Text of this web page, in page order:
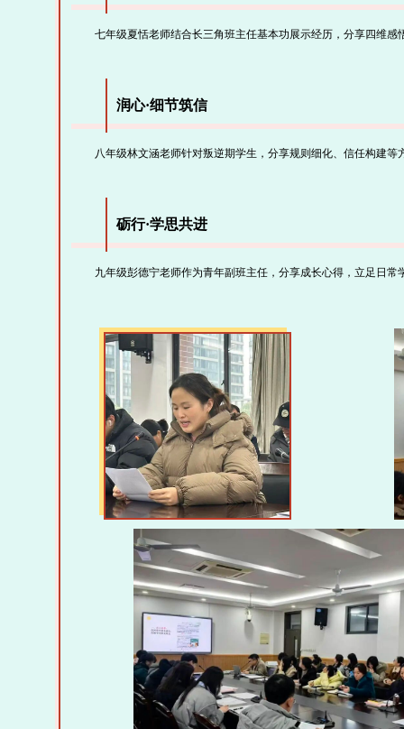
七年级夏恬老师结合长三角班主任基本功展示经历，分享四维感
润心·细节筑信
八年级林文涵老师针对叛逆期学生，分享规则细化、信任构建等
砺行·学思共进
九年级彭德宁老师作为青年副班主任，分享成长心得，立足日